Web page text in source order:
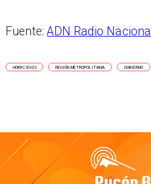
Fuente:ADN Radio Nacional
HOMICIDIOS REGIÓN METROPOLITANA GOBIERNO